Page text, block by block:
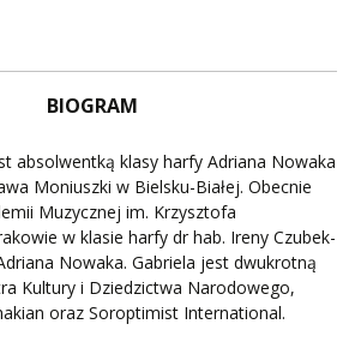
BIOGRAM
absolwentką klasy harfy Adriana Nowaka
Moniuszki w Bielsku-Białej. Obecnie
Muzycznej im. Krzysztofa
w klasie harfy dr hab. Ireny Czubek-
Nowaka. Gabriela jest dwukrotną
Kultury i Dziedzictwa Narodowego,
oraz Soroptimist International.